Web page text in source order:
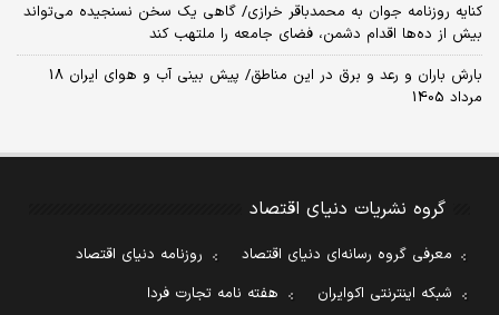
کنایه روزنامه جوان به محمدباقر خرازی/ گاهی یک سخن نسنجیده می‌تواند
بیش از ده‌ها اقدام دشمن، فضای جامعه را ملتهب کند
بارش باران و رعد و برق در این مناطق/ پیش بینی آب و هوای ایران 18
مرداد 1405
گروه نشریات دنیای اقتصاد
معرفی گروه رسانه‌ای دنیای اقتصاد
روزنامه دنیای اقتصاد
شبکه اینترنتی اکوایران
هفته نامه تجارت فردا